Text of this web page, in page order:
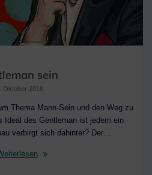
sein
Oktober 2016
Thema Mann-Sein und den Weg zu
Ideal des Gentleman ist jedem ein
verbirgt sich dahinter? Der…